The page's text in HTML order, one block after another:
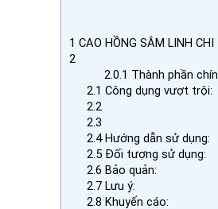
1 CAO HỒNG SÂM LINH CHI
2
2.0.1 Thành phần
2.1 Công dụng vượt trội:
2.2
2.3
2.4Hướng dẫn sử dụng:
2.5Đối tượng sử dụng:
2.6 Bảo quản:
2.7Lưu ý:
2.8 Khuyến cáo: